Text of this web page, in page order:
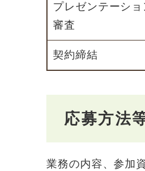
プレゼンテーシ
審査
契約締結
応募方法
業務の内容、参加